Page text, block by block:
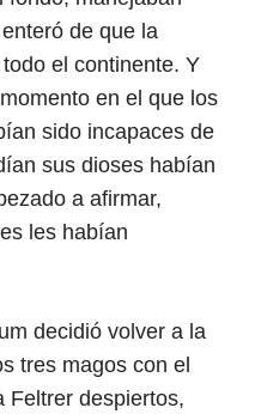
de que la
el continente. Y
en el que los
sido incapaces de
sus dioses habían
a afirmar,
les habían
decidió volver a la
tres magos con el
Feltrer despiertos,